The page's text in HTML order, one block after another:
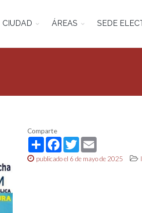
CIUDAD ÁREAS SEDE
Comparte
ShareFacebook
TwitterEmail
publicado el 6 de mayo de 2025